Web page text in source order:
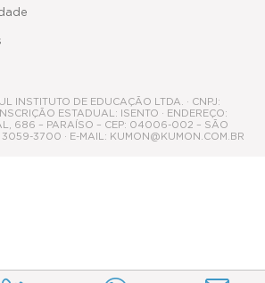
INSTITUTO DE EDUCAÇÃO LTDA. · CNPJ:
ESTADUAL: ISENTO · ENDEREÇO:
686 – PARAÍSO – CEP: 04006-002 – SÃO
3059-3700 · E-MAIL: KUMON@KUMON.COM.BR